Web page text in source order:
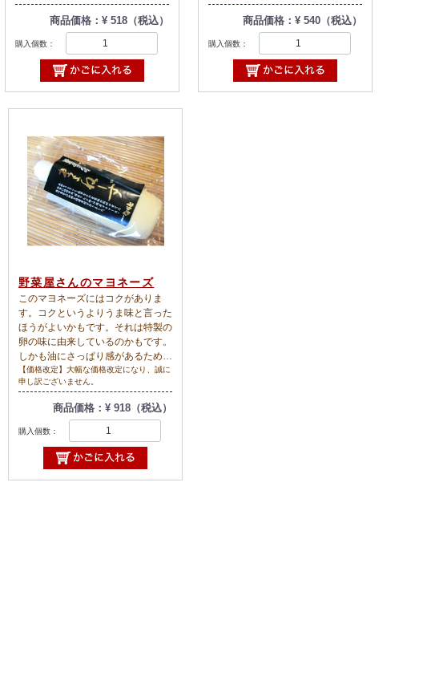
商品価格：¥ 518（税込）
購入個数：
「飛騨高山」×「愛媛県西予市」の
商品です!商品価格：¥ 540（税込）
購入個数：
野菜屋さんのマヨネーズ
このマヨネーズにはコクがありま
す。コクというよりうま味と言った
ほうがよいかもです。それは特製の
卵の味に由来しているのかもです。
しかも油にさっぱり感があるために
食べ飽きません。茹(ゆ)で野菜にぴ
ったりです。口当たりが良いのでい
くらでも食べられます。卵は、自家
配合飼料(魚粉・とうもろこし・牧
草)で育てたニワトリのものです。
油はコットン油(純綿実油)、お酢は
リンゴ酢、お塩は沖縄産ヨネマース
です。おいしいはずです。ちなみに
【価格改定】大幅な価格改定になり、誠に
申し訳ございません。
商品価格：¥ 918（税込）
購入個数：